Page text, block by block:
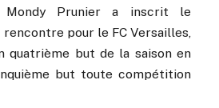
Mondy Prunier a inscrit le
pour le FC Versailles,
quatrième but de la saison en
but toute compétition